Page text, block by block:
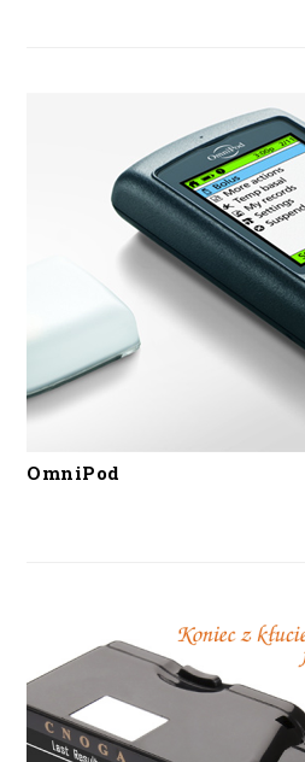
OmniPod